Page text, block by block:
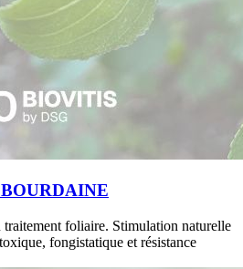
foliaire. Stimulation naturelle
fongistatique et résistance